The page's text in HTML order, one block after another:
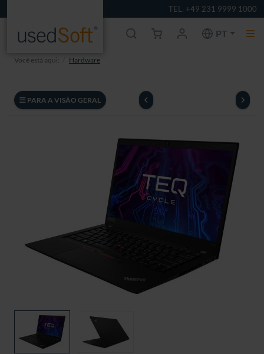
TEL. +49 231 9999 1000
PT
Você está aqui: Hardware
PARA A VISÃO GERAL